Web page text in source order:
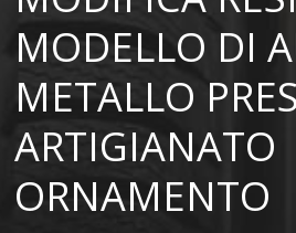
MODELLO DI
METALLO
ARTIGIANATO
ORNAMENTO